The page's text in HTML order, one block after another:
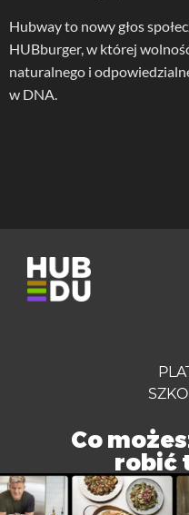
Hubway to nowy głos
HUBburger, w której
naturalnego i
w DNA.
Co
robić